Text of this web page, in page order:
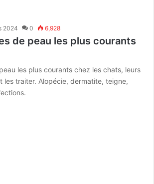
2024 0 6,928
de peau les plus courants
les plus courants chez les chats, leurs
les traiter. Alopécie, dermatite, teigne,